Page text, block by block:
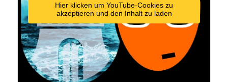
Hier klicken um YouTube-Cookies zu
akzeptieren und den Inhalt zu laden